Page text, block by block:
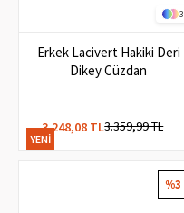
3
Erkek Lacivert Hakiki Deri
Dikey Cüzdan
3.248,08 TL3.359,99 TL
YENI
%3